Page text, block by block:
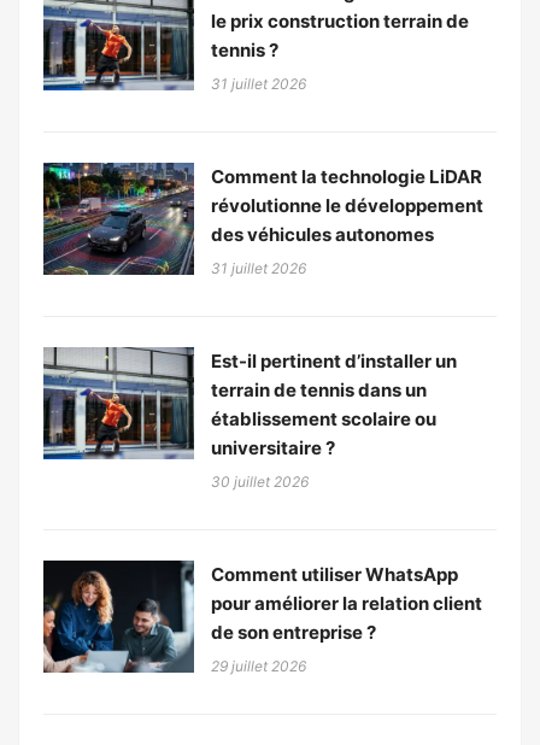
le prix construction terrain de
tennis ?
31 juillet 2026
Comment la technologie LiDAR
révolutionne le développement
des véhicules autonomes
31 juillet 2026
Est-il pertinent d’installer un
terrain de tennis dans un
établissement scolaire ou
universitaire ?
30 juillet 2026
Comment utiliser WhatsApp
pour améliorer la relation client
de son entreprise ?
29 juillet 2026